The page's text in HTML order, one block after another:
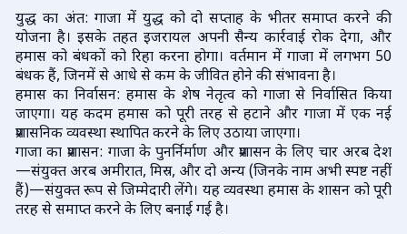
युद्ध का अंत: गाजा में युद्ध को दो सप्ताह के भीतर समाप्त करने की
योजना है। इसके तहत इजरायल अपनी सैन्य कार्रवाई रोक देगा, और
हमास को बंधकों को रिहा करना होगा। वर्तमान में गाजा में लगभग 50
बंधक हैं, जिनमें से आधे से कम के जीवित होने की संभावना है।
हमास का निर्वासन: हमास के शेष नेतृत्व को गाजा से निर्वासित किया
जाएगा। यह कदम हमास को पूरी तरह से हटाने और गाजा में एक नई
प्रशासनिक व्यवस्था स्थापित करने के लिए उठाया जाएगा।
गाजा का प्रशासन: गाजा के पुनर्निर्माण और प्रशासन के लिए चार अरब देश
—संयुक्त अरब अमीरात, मिस्र, और दो अन्य (जिनके नाम अभी स्पष्ट नहीं
हैं)—संयुक्त रूप से जिम्मेदारी लेंगे। यह व्यवस्था हमास के शासन को पूरी
तरह से समाप्त करने के लिए बनाई गई है।